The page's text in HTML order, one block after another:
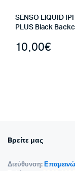
SENSO LIQUID
PLUS Black
10,00€
Bρείτε μας
Διεύθυνση: